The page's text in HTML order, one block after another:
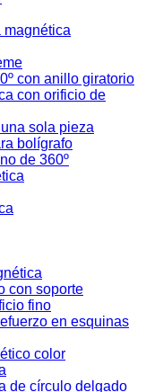
magnética
con anillo giratorio
con orificio de
sola pieza
bolígrafo
de 360º
con soporte
fino
en esquinas
color
de círculo delgado